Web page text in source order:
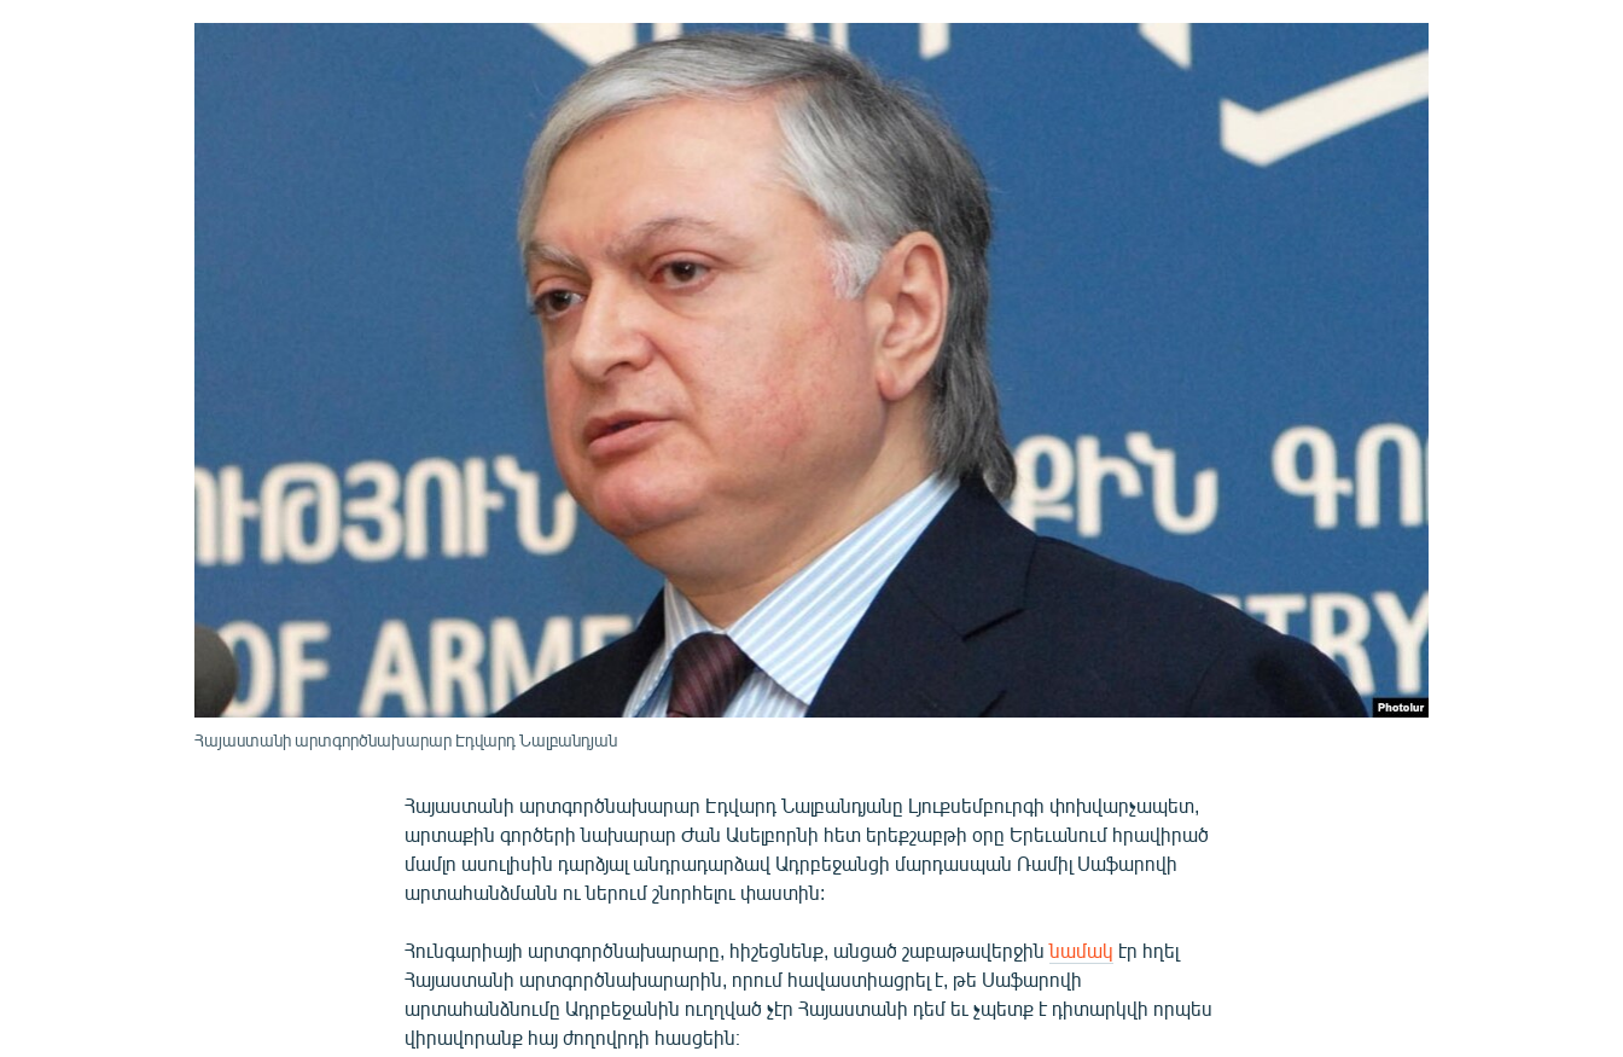
Հայաստանի արտգործնախարար Էդվարդ Նալբանդյան
Հայաստանի արտգործնախարար Էդվարդ Նալբանդյանը Լյուքսեմբուրգի փոխվարչապետ,
արտաքին գործերի նախարար Ժան Ասելբորնի հետ երեքշաբթի օրը Երեւանում հրավիրած
մամլո ասուլիսին դարձյալ անդրադարձավ Ադրբեջանցի մարդասպան Ռամիլ Սաֆարովի
արտահանձմանն ու ներում շնորհելու փաստին:
Հունգարիայի արտգործնախարարը, հիշեցնենք, անցած շաբաթավերջիննամակ էր հղել
Հայաստանի արտգործնախարարին, որում հավաստիացրել է, թե Սաֆարովի
արտահանձնումը Ադրբեջանին ուղղված չէր Հայաստանի դեմ եւ չպետք է դիտարկվի որպես
վիրավորանք հայ ժողովրդի հասցեին։